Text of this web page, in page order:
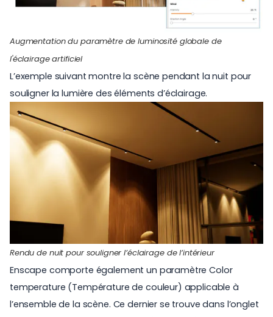
Augmentation du paramètre de luminosité globale de
l'éclairage artificiel
L’exemple suivant montre la scène pendant la nuit pour
souligner la lumière des éléments d’éclairage.
Rendu de nuit pour souligner l’éclairage de l’intérieur
Enscape comporte également un paramètre Color
temperature (Température de couleur) applicable à
l’ensemble de la scène. Ce dernier se trouve dans l’onglet